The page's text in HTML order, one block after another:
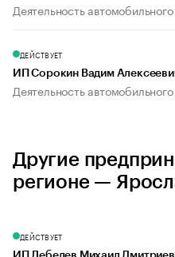
Деятельность
ДЕЙСТВУЕТ
ИП Сорокин Вадим
Деятельность
Другие
регионе —
ДЕЙСТВУЕТ